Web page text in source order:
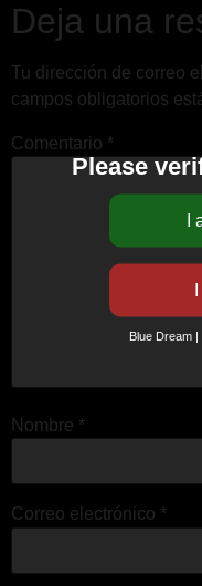
Deja una
Tu dirección de correo
campos obligatorios
Comentario *
Nombre *
Correo electrónico *
Please
Blue Dream